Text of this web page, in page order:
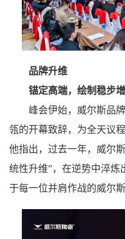
品牌升维
锚定高端，绘制稳步
峰会伊始，威尔斯品
瓴的开幕致辞，为全天议
他指出，过去一年，威尔
统性升维”，在逆势中淬炼
于每一位并肩作战的威尔斯